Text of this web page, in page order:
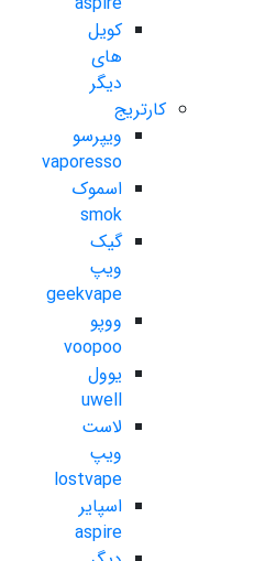
کویل
های
دیگر
کارتریج
ویپرسو
vaporesso
اسموک
smok
گیک
ویپ
geekvape
ووپو
voopoo
یوول
uwell
لاست
ویپ
lostvape
اسپایر
aspire